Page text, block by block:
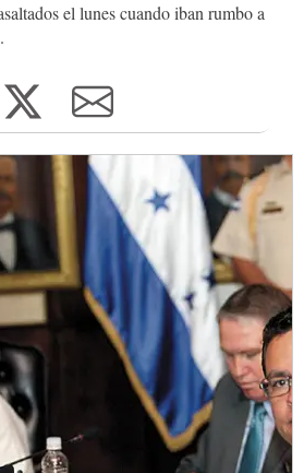
el lunes cuando iban rumbo a